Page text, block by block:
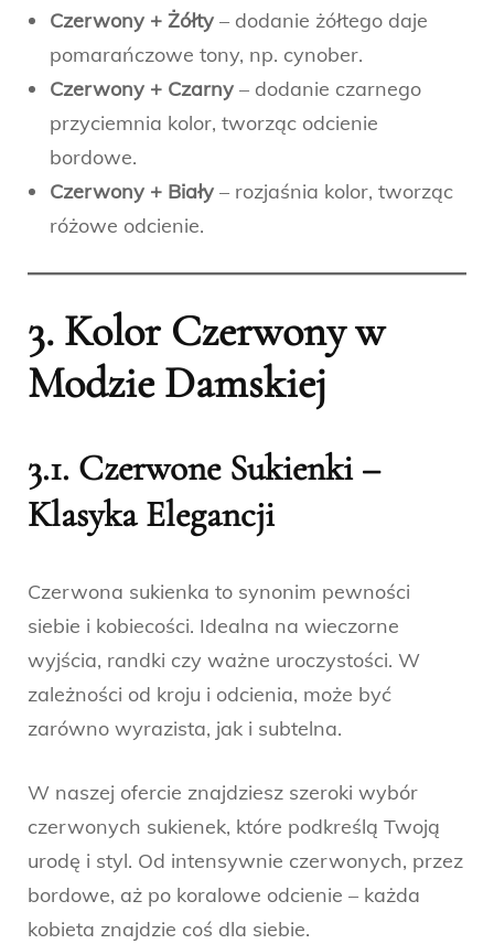
Czerwony + Żółty – dodanie żółtego daje
pomarańczowe tony, np. cynober.
Czerwony + Czarny – dodanie czarnego
przyciemnia kolor, tworząc odcienie
bordowe.
Czerwony + Biały – rozjaśnia kolor, tworząc
różowe odcienie.
3. Kolor Czerwony w
Modzie Damskiej
3.1. Czerwone Sukienki –
Klasyka Elegancji
Czerwona sukienka to synonim pewności
siebie i kobiecości. Idealna na wieczorne
wyjścia, randki czy ważne uroczystości. W
zależności od kroju i odcienia, może być
zarówno wyrazista, jak i subtelna.
W naszej ofercie znajdziesz szeroki wybór
czerwonych sukienek, które podkreślą Twoją
urodę i styl. Od intensywnie czerwonych, przez
bordowe, aż po koralowe odcienie – każda
kobieta znajdzie coś dla siebie.